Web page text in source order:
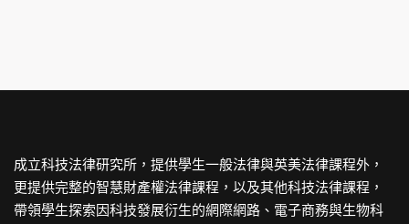
成立科技法律研究所，提供學生一般法律與英美法律課程外，
更提供完整的智慧財產權法律課程，以及其他科技法律課程，
帶領學生探索因科技發展衍生的網際網路、電子商務與生物科